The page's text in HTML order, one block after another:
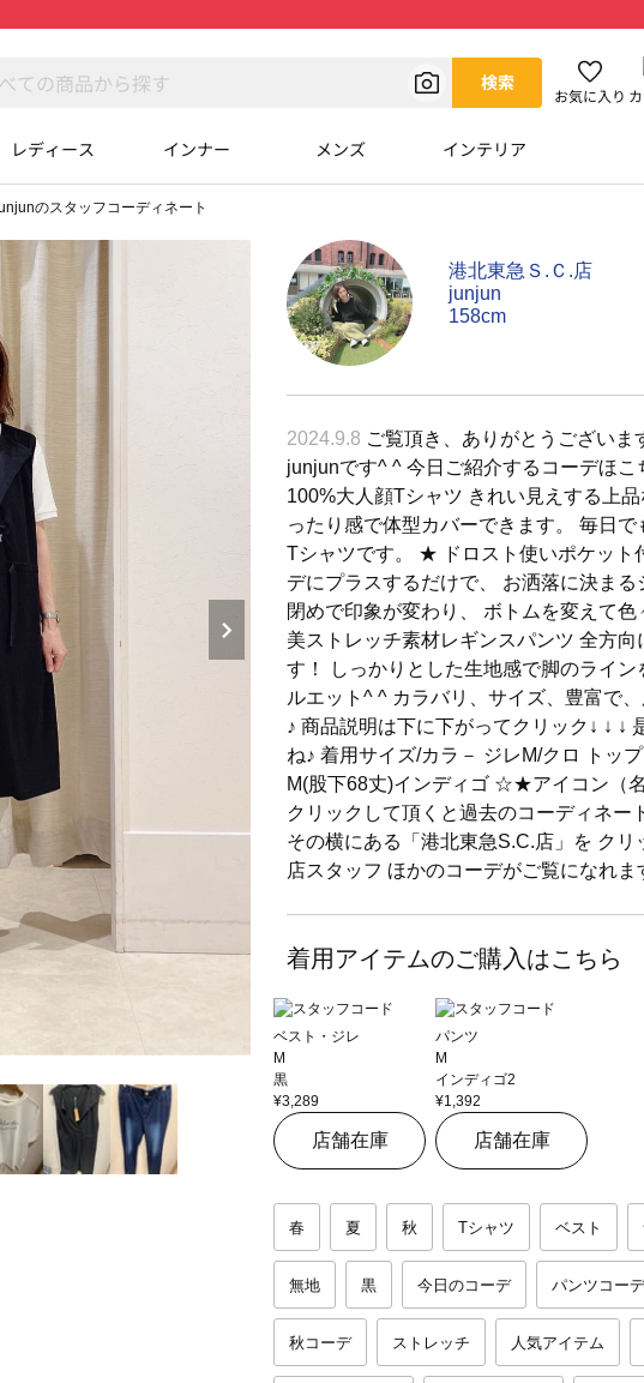
検索
お気に入り
レディース インナー メンズ インテリア
のスタッフコーディネート
港北東急Ｓ.Ｃ.店
junjun
158cm
2024.9.8 ご覧頂き、ありがとうござい
junjunです^ ^ 今日ご紹介するコーデほ
100%大人顔Tシャツ きれい見えする上
ったり感で体型カバーできます。 毎日
Tシャツです。 ★ ドロスト使いポケット
デにプラスするだけで、 お洒落に決ま
閉めで印象が変わり、 ボトムを変えて
美ストレッチ素材レギンスパンツ 全方
す！ しっかりとした生地感で脚のライ
ルエット^ ^ カラバリ、サイズ、豊富で
♪ 商品説明は下に下がってクリック↓ ↓ ↓
ね♪ 着用サイズ/カラ－ ジレM/クロ トッ
M(股下68丈)インディゴ ☆★アイコン（
クリックして頂くと過去のコーディネー
その横にある「港北東急S.C.店」を ク
店スタッフ ほかのコーデがご覧になれ
着用アイテムのご購入はこちら
ベスト・ジレ
M
黒
¥3,289
店舗在庫
パンツ
M
インディゴ2
¥1,392
店舗在庫
春 夏 秋 Tシャツ ベスト
無地 黒 今日のコーデ パンツコーデ
秋コーデ ストレッチ 人気アイテム